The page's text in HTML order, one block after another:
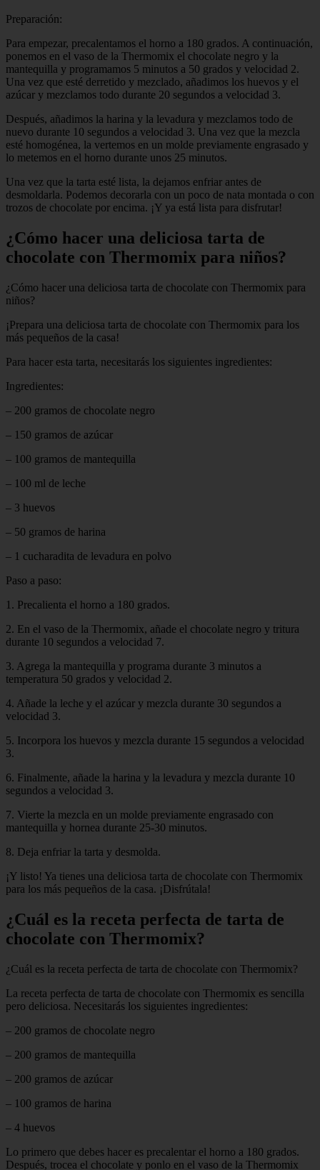
Preparación:
Para empezar, precalentamos el horno a 180 grados. A continuación,
ponemos en el vaso de la Thermomix el chocolate negro y la
mantequilla y programamos 5 minutos a 50 grados y velocidad 2.
Una vez que esté derretido y mezclado, añadimos los huevos y el
azúcar y mezclamos todo durante 20 segundos a velocidad 3.
Después, añadimos la harina y la levadura y mezclamos todo de
nuevo durante 10 segundos a velocidad 3. Una vez que la mezcla
esté homogénea, la vertemos en un molde previamente engrasado y
lo metemos en el horno durante unos 25 minutos.
Una vez que la tarta esté lista, la dejamos enfriar antes de
desmoldarla. Podemos decorarla con un poco de nata montada o con
trozos de chocolate por encima. ¡Y ya está lista para disfrutar!
¿Cómo hacer una deliciosa tarta de
chocolate con Thermomix para niños?
¿Cómo hacer una deliciosa tarta de chocolate con Thermomix para
niños?
¡Prepara una deliciosa tarta de chocolate con Thermomix para los
más pequeños de la casa!
Para hacer esta tarta, necesitarás los siguientes ingredientes:
Ingredientes:
– 200 gramos de chocolate negro
– 150 gramos de azúcar
– 100 gramos de mantequilla
– 100 ml de leche
– 3 huevos
– 50 gramos de harina
– 1 cucharadita de levadura en polvo
Paso a paso:
1. Precalienta el horno a 180 grados.
2. En el vaso de la Thermomix, añade el chocolate negro y tritura
durante 10 segundos a velocidad 7.
3. Agrega la mantequilla y programa durante 3 minutos a
temperatura 50 grados y velocidad 2.
4. Añade la leche y el azúcar y mezcla durante 30 segundos a
velocidad 3.
5. Incorpora los huevos y mezcla durante 15 segundos a velocidad
3.
6. Finalmente, añade la harina y la levadura y mezcla durante 10
segundos a velocidad 3.
7. Vierte la mezcla en un molde previamente engrasado con
mantequilla y hornea durante 25-30 minutos.
8. Deja enfriar la tarta y desmolda.
¡Y listo! Ya tienes una deliciosa tarta de chocolate con Thermomix
para los más pequeños de la casa. ¡Disfrútala!
¿Cuál es la receta perfecta de tarta de
chocolate con Thermomix?
¿Cuál es la receta perfecta de tarta de chocolate con Thermomix?
La receta perfecta de tarta de chocolate con Thermomix es sencilla
pero deliciosa. Necesitarás los siguientes ingredientes:
– 200 gramos de chocolate negro
– 200 gramos de mantequilla
– 200 gramos de azúcar
– 100 gramos de harina
– 4 huevos
Lo primero que debes hacer es precalentar el horno a 180 grados.
Después, trocea el chocolate y ponlo en el vaso de la Thermomix